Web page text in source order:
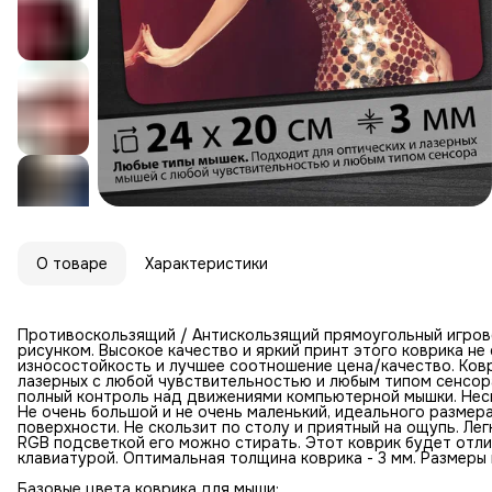
О товаре Характеристики
Противоскользящий / Антискользящий прямоугольный
рисунком. Высокое качество и яркий принт этого коврика
износостойкость и лучшее соотношение цена/качество.
лазерных с любой чувствительностью и любым типом
полный контроль над движениями компьютерной мышки.
Не очень большой и не очень маленький, идеального
поверхности. Не скользит по столу и приятный на ощупь.
RGB подсветкой его можно стирать. Этот коврик будет
клавиатурой. Оптимальная толщина коврика - 3 мм.